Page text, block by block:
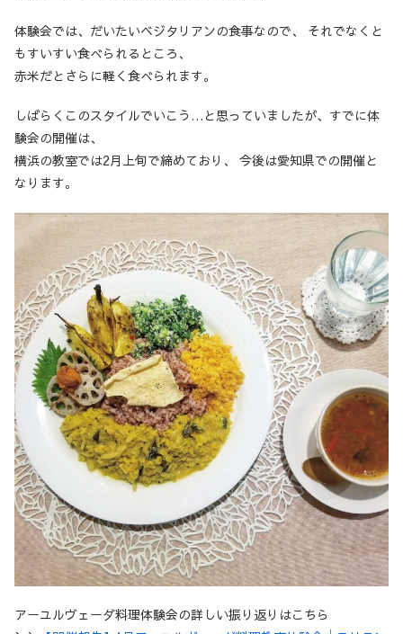
体験会では、だいたいベジタリアンの食事なので、 それでなくと
もすいすい食べられるところ、
赤米だとさらに軽く食べられます。
しばらくこのスタイルでいこう…と思っていましたが、すでに体
験会の開催は、
横浜の教室では2月上旬で締めており、 今後は愛知県での開催と
なります。
アーユルヴェーダ料理体験会の詳しい振り返りはこちら